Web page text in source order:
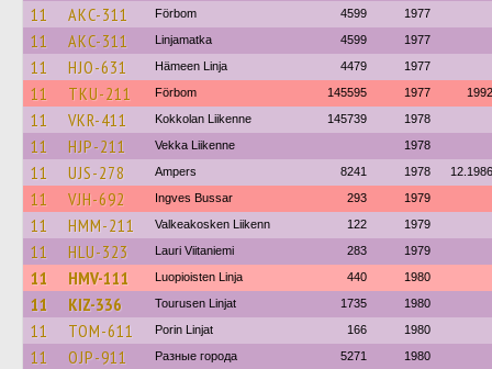
11 AKC-311 Förbom 4599 1977
11 AKC-311 Linjamatka 4599 1977
11 HJO-631 Hämeen Linja 4479 1977
11 TKU-211 Förbom 145595 1977 1992
11 VKR-411 Kokkolan Liikenne 145739 1978
11 HJP-211 Vekka Liikenne 1978
11 UJS-278 Ampers 8241 1978 12.1986
11 VJH-692 Ingves Bussar 293 1979
11 HMM-211 Valkeakosken Liikenn 122 1979
11 HLU-323 Lauri Viitaniemi 283 1979
11 HMV-111 Luopioisten Linja 440 1980
11 KIZ-336 Tourusen Linjat 1735 1980
11 TOM-611 Porin Linjat 166 1980
11 OJP-911 Разные города 5271 1980